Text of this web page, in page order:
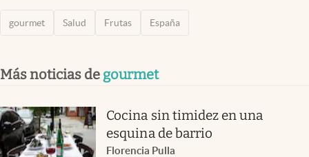
gourmet Salud Frutas España
Más noticias de gourmet
Cocina sin timidez en una
esquina de barrio
Florencia Pulla